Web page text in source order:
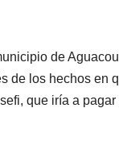
de
de los hechos en
que iría a